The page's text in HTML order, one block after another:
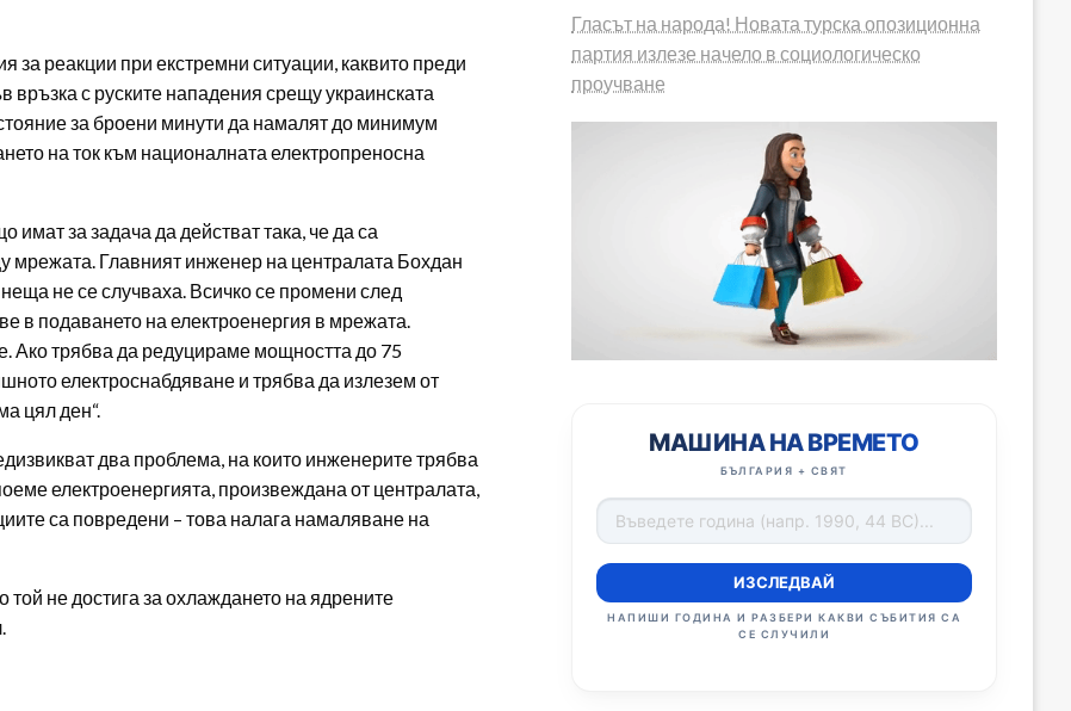
за реакции при екстремни ситуации, каквито преди
връзка с руските нападения срещу украинската
за броени минути да намалят до минимум
на ток към националната електропреносна
за задача да действат така, че да са
мрежата. Главният инженер на централата Бохдан
не се случваха. Всичко се промени след
в подаването на електроенергия в мрежата.
Ако трябва да редуцираме мощността до 75
електроснабдяване и трябва да излезем от
цял ден“.
два проблема, на които инженерите трябва
електроенергията, произвеждана от централата,
са повредени – това налага намаляване на
той не достига за охлаждането на ядрените
Гласът на народа! Новата турска опозиционна
партия излезе начело в социологическо
проучване
МАШИНА НА ВРЕМЕТО
БЪЛГАРИЯ + СВЯТ
ИЗСЛЕДВАЙ
НАПИШИ ГОДИНА И РАЗБЕРИ КАКВИ СЪБИТИЯ СА
СЕ СЛУЧИЛИ